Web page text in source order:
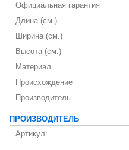
Официальная гарантия
Длина (см.)
Ширина (см.)
Высота (см.)
Материал
Происхождение
Производитель
ПРОИЗВОДИТЕЛЬ
Артикул: